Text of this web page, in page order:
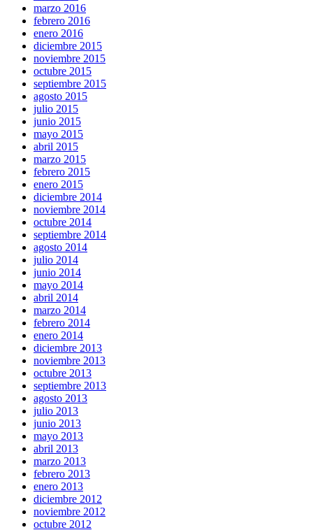
marzo 2016
febrero 2016
enero 2016
diciembre 2015
noviembre 2015
octubre 2015
septiembre 2015
agosto 2015
julio 2015
junio 2015
mayo 2015
abril 2015
marzo 2015
febrero 2015
enero 2015
diciembre 2014
noviembre 2014
octubre 2014
septiembre 2014
agosto 2014
julio 2014
junio 2014
mayo 2014
abril 2014
marzo 2014
febrero 2014
enero 2014
diciembre 2013
noviembre 2013
octubre 2013
septiembre 2013
agosto 2013
julio 2013
junio 2013
mayo 2013
abril 2013
marzo 2013
febrero 2013
enero 2013
diciembre 2012
noviembre 2012
octubre 2012